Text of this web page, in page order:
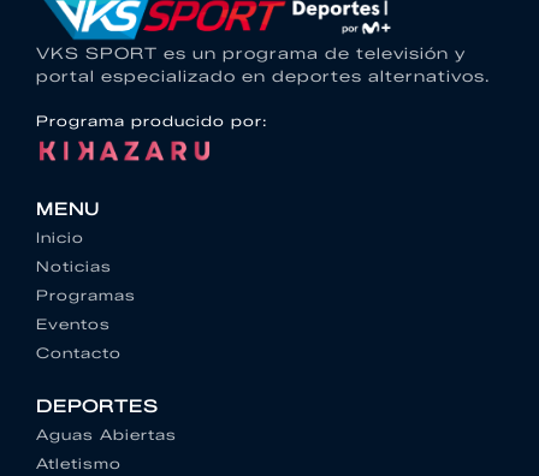
VKS SPORT es un programa de televisión y
portal especializado en deportes alternativos.
Programa producido por:
MENU
Inicio
Noticias
Programas
Eventos
Contacto
DEPORTES
Aguas Abiertas
Atletismo